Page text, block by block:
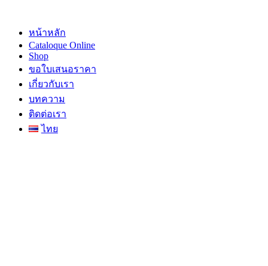
contentหน้าหลัก
Cataloque Online
Shop
ขอใบเสนอราคา
เกี่ยวกับเรา
บทความ
ติดต่อเรา
ไทย